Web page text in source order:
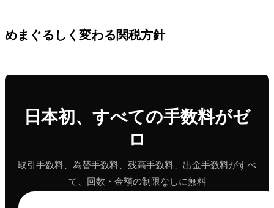
めまぐるしく変わる関税方針
日本初、すべての手数料がゼ
ロ
取引手数料、為替手数料、残高手数料、出金手数料がすべ
て、回数・金額の制限なしに無料